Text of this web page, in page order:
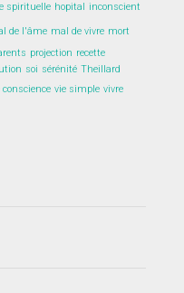
spirituelle hopital inconscient
de l'âme mal de vivre mort
projection recette
soi sérénité Theillard
vie simple vivre